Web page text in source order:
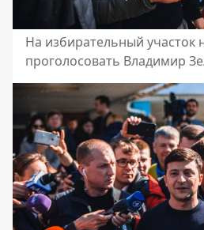
На избирательный участок
проголосовать Владимир